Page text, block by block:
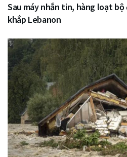
Sau máy nhắn tin, hàng loạt
khắp Lebanon